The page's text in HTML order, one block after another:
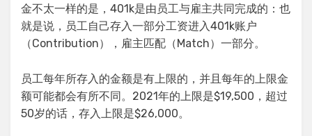
金不太一样的是，401k是由员工与雇主共同完成的：也
就是说，员工自己存入一部分工资进入401k账户
（Contribution），雇主匹配（Match）一部分。
员工每年所存入的金额是有上限的，并且每年的上限金
额可能都会有所不同。2021年的上限是$19,500，超过
50岁的话，存入上限是$26,000。